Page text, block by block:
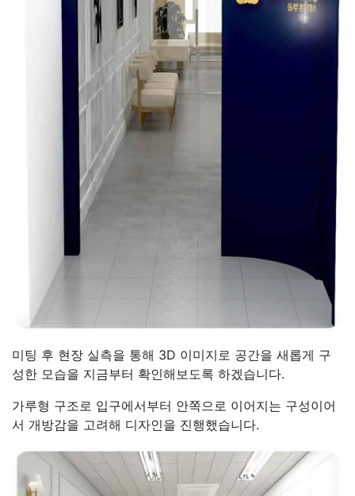
미팅 후 현장 실측을 통해 3D 이미지로 공간을 새롭게 구
성한 모습을 지금부터 확인해보도록 하겠습니다.
가루형 구조로 입구에서부터 안쪽으로 이어지는 구성이어
서 개방감을 고려해 디자인을 진행했습니다.